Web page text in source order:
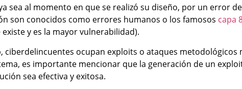
sea al momento en que se realizó su diseño, por un error
son conocidos como errores humanos o los famosos capa
y es la mayor vulnerabilidad).
ocupan exploits o ataques metodológicos
es importante mencionar que la generación de un
sea efectiva y exitosa.